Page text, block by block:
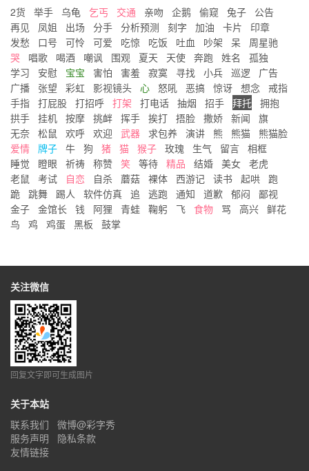
2货 举手 乌龟 乞丐 交通 亲吻 企鹅 偷窥 兔子
公告
再见
凤姐 出场 分手 分析预测 刻字 加油 卡片
印章
发愁
口号 可怜 可爱 吃惊 吃饭 吐血 吵架 呆
周星驰
哭
唱歌 喝酒 嘲讽 围观 夏天 天使 奔跑 姓名
孤独
学习
安慰 宝宝 害怕 害羞 寂寞 寻找 小兵 巡逻
广告
广播
张望 彩虹 影视镜头 心 怒吼 恶搞 惊讶 想念
戒指
手指 打屁股 打招呼 打架 打电话 抽烟 招手 拜托 拥抱
拱手 挂机 按摩 挑衅 挥手 挨打 捂脸 撒娇 新闻
旗
无奈 松鼠 欢呼 欢迎 武器 求包养 演讲 熊 熊猫
熊猫脸
爱情 牌子 牛 狗 猪 猫 猴子 玫瑰 生气 留言 相框
睡觉
瞪眼 祈祷 称赞 笑 等待 精品 结婚 美女 老虎
老鼠
考试 自恋 自杀 蘑菇 裸体 西游记 读书 起哄
跑
跪
跳舞 踢人 软件仿真 追 逃跑 通知 道歉 郁闷
鄙视
金子 金馆长 钱 阿狸 青蛙 鞠躬 飞 食物 骂 高兴 鲜花
鸟
鸡 鸡蛋 黑板 鼓掌
关注微信
回复文字即可生成图片
关于本站
联系我们
微博@彩字秀
服务声明
隐私条款
友情链接